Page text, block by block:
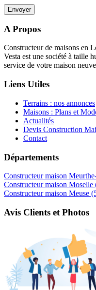
A Propos
Constructeur de maisons en
Vesta est une société à taille
service de votre maison
Liens Utiles
Terrains : nos annonces
Maisons : Plans et
Actualités
Devis Construction
Contact
Départements
Constructeur maison
Constructeur maison Moselle
Constructeur maison Meuse
Avis Clients et Photos